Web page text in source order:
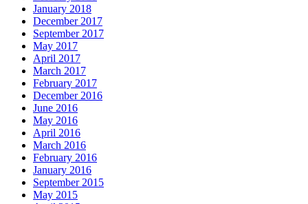
January 2018
December 2017
September 2017
May 2017
April 2017
March 2017
February 2017
December 2016
June 2016
May 2016
April 2016
March 2016
February 2016
January 2016
September 2015
May 2015